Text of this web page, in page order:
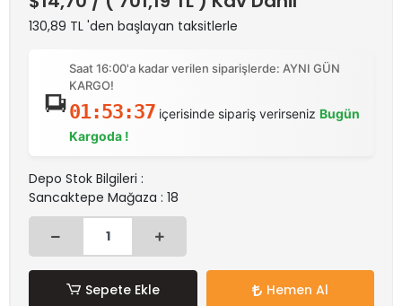
130,89 TL 'den başlayan taksitlerle
Saat 16:00'a kadar verilen siparişlerde: AYNI GÜN
KARGO!
01:53:37 içerisinde sipariş verirseniz Bugün
Kargoda !
Depo Stok Bilgileri :
Sancaktepe Mağaza : 18
Sepete Ekle Hemen Al